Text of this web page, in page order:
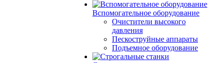
Вспомогательное оборудование
Очистители высокого
давления
Пескоструйные аппараты
Подъемное оборудование